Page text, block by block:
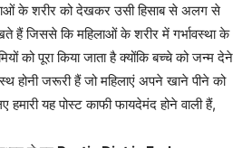
के शरीर को देखकर उसी हिसाब से अलग से
हैं जिससे कि महिलाओं के शरीर में गर्भावस्था के
को पूरा किया जाता है क्योंकि बच्चे को जन्म देने
होनी जरूरी हैं जो महिलाएं अपने खाने पीने को
यह पोस्ट काफी फायदेमंद होने वाली हैं,